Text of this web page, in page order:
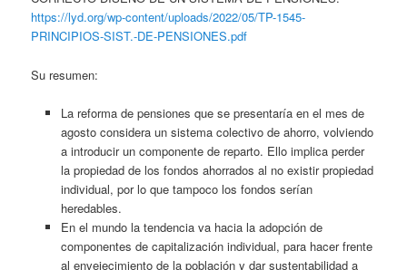
https://lyd.org/wp-content/uploads/2022/05/TP-1545-
PRINCIPIOS-SIST.-DE-PENSIONES.pdf
Su resumen:
La reforma de pensiones que se presentaría en el mes de
agosto considera un sistema colectivo de ahorro, volviendo
a introducir un componente de reparto. Ello implica perder
la propiedad de los fondos ahorrados al no existir propiedad
individual, por lo que tampoco los fondos serían
heredables.
En el mundo la tendencia va hacia la adopción de
componentes de capitalización individual, para hacer frente
al envejecimiento de la población y dar sustentabilidad a